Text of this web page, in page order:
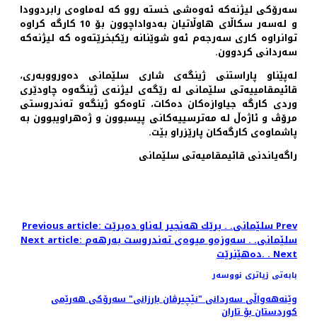
سه‌رۆكی لیژنه‌كه‌ ئه‌وه‌شی خسته‌ روو كه‌ له‌ماوه‌ی رابردوودا
و له‌سه‌ر سكاڵای هاوڵاتیان به‌دواداچوون بۆ 10 كارگه‌ كراوه‌
توانراوه‌ كاری سه‌رجه‌م ئه‌و شوێنانه‌ رێكبخرێته‌وه‌ كه‌ لیژنه‌كه‌
سه‌ردانی كردوون.
له‌پێناو پاراستنی ژینگه‌ی شاری سلێمانی ده‌ورووبه‌ری،
قائیمقامییه‌تی سلێمانی له‌ رێگه‌ی لیژنه‌ی ژینگه‌وه‌ چاودێری
وردی كارگه‌ جیاوازه‌كان ده‌كات، تاوه‌كو ژینگه‌و ته‌ندروستی
مرۆڤ و ئاژه‌ڵ له‌ مه‌ترسییه‌كانی پیسبوون و ژه‌هراویبوون به‌
پاشماوه‌ی كارگه‌كان پارێزراو بێت.
راگه‌یاندنی قائیمقامیه‌تی سلێمانی
Previous article: سلێمانی. . برێك هه‌نجیر له‌ناو ده‌برێتPrev
Next article: سلێمانی. . سه‌وزه‌و میوه‌ی ته‌ندروست به‌رهه‌م
ده‌هێنرێت. .Next
بابەتی زیاتری نووسەر
وێنه‌هه‌واڵی سه‌ردانی "نێچیرڤان بارزانی" سەرۆکی هەرێمی
کوردستان بۆ تاران